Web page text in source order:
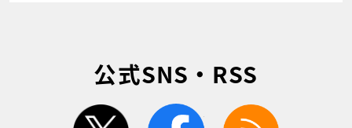
公式SNS・RSS
twitter facebook